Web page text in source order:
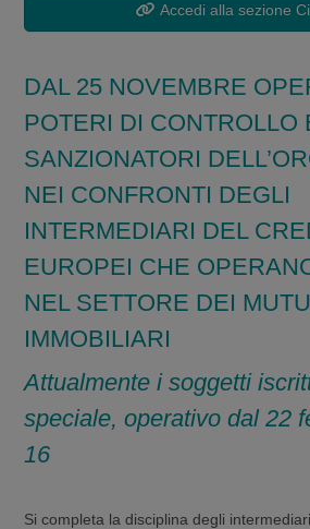
Accedi alla sezione
DAL 25 NOVEMBRE
POTERI DI CONTROLLO
SANZIONATORI
NEI CONFRONTI DEGLI
INTERMEDIARI DEL
EUROPEI CHE
NEL SETTORE DEI
IMMOBILIARI
Attualmente i soggetti
speciale, operativo dal 22
16
Si completa la disciplina degli